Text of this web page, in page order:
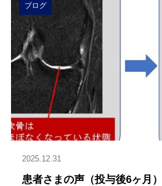
ブログ
2025.12.31
患者さまの声（投与後6ヶ月